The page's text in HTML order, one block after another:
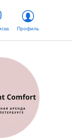
Профиль